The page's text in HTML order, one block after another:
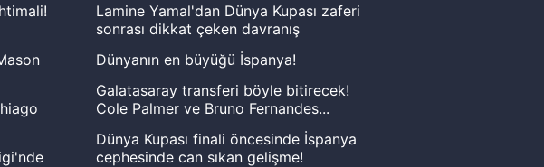
Lamine Yamal'dan Dünya Kupası zaferi
sonrası dikkat çeken davranış
Dünyanın en büyüğü İspanya!
Galatasaray transferi böyle bitirecek!
Cole Palmer ve Bruno Fernandes...
Dünya Kupası finali öncesinde İspanya
cephesinde can sıkan gelişme!